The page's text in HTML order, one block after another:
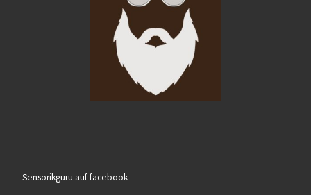
Sensorikguru auf facebook